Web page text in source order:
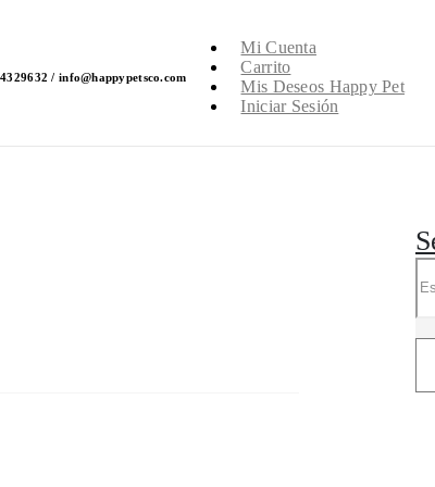
/ info@happypetsco.com
Mi Cuenta
Carrito
Mis Deseos Happy Pet
Iniciar Sesión